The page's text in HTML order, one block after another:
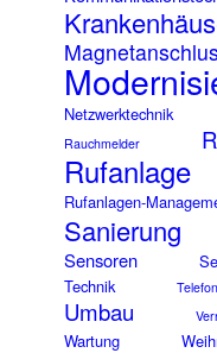
Netzwerktechnik
Rauchmelder
Rufanlage
Rufanlagen-
Sanierung
Sensoren
Technik Telefon
Umbau
Wartung